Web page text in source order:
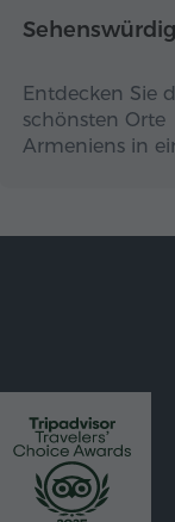
Entdecken Sie
schönsten Orte
Armeniens in